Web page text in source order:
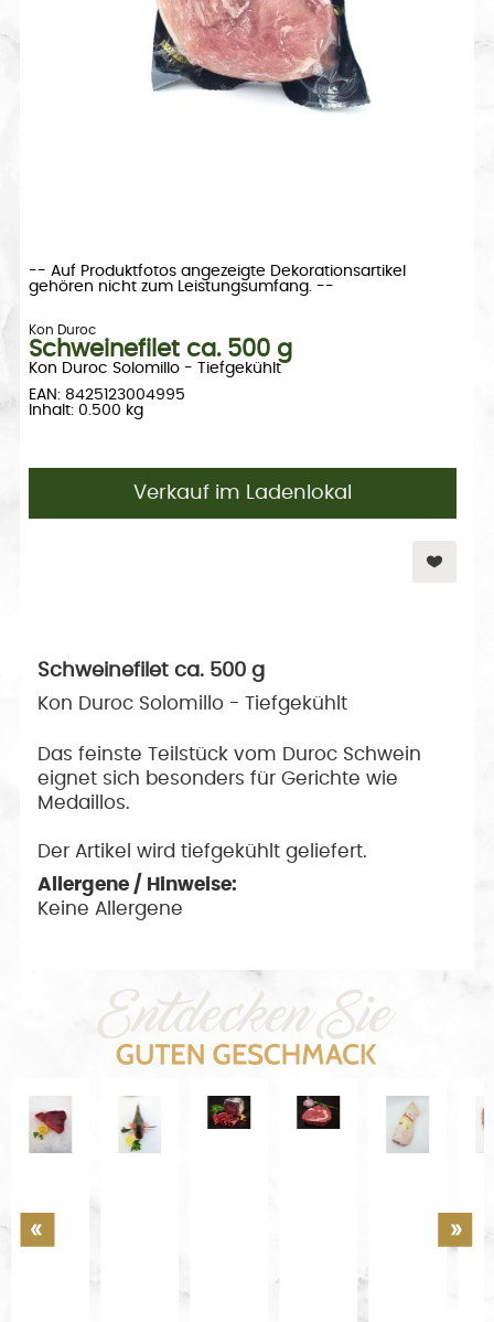
-- Auf Produktfotos angezeigte Dekorationsartikel
gehören nicht zum Leistungsumfang. --
Kon Duroc
Schweinefilet ca. 500 g
Kon Duroc Solomillo - Tiefgekühlt
EAN: 8425123004995
Inhalt: 0.500 kg
Verkauf im Ladenlokal
Schweinefilet ca. 500 g
Kon Duroc Solomillo - Tiefgekühlt
Das feinste Teilstück vom Duroc Schwein
eignet sich besonders für Gerichte wie
Medaillos.
Der Artikel wird tiefgekühlt geliefert.
Allergene / Hinweise:
Keine Allergene